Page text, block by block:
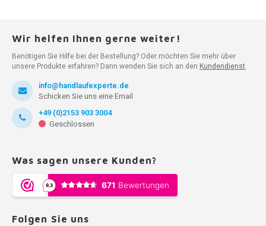
Wir helfen Ihnen gerne weiter!
Benötigen Sie Hilfe bei der Bestellung? Oder möchten Sie mehr über
unsere Produkte erfahren? Dann wenden Sie sich an den Kundendienst.
info@handlaufexperte.de
Schicken Sie uns eine Email
+49 (0)2153 903 3004
Geschlossen
Was sagen unsere Kunden?
Folgen Sie uns